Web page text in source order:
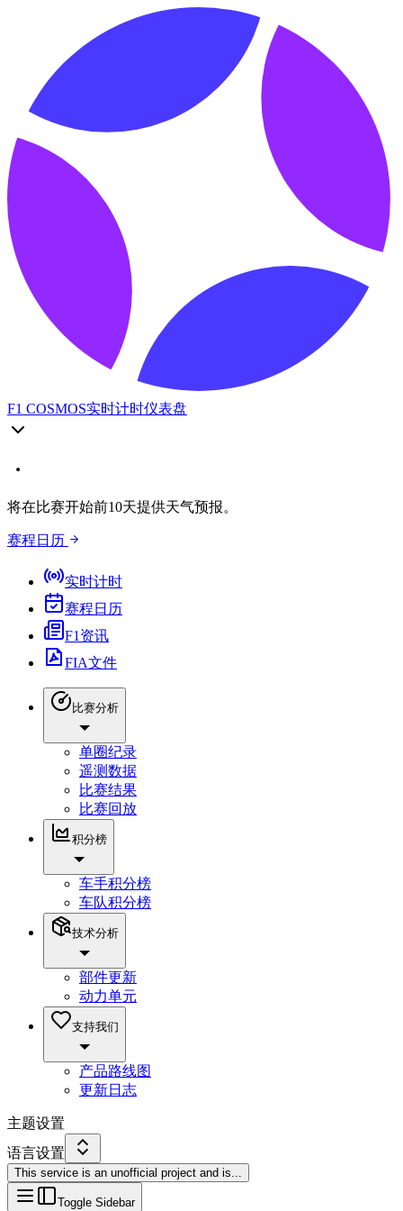
F1 COSMOS实时计时仪表盘
将在比赛开始前10天提供天气预报。
赛程日历
实时计时
赛程日历
F1资讯
FIA文件
比赛分析
单圈纪录
遥测数据
比赛结果
比赛回放
积分榜
车手积分榜
车队积分榜
技术分析
部件更新
动力单元
支持我们
产品路线图
更新日志
主题设置
语言设置
This service is an unofficial project and is...
Toggle Sidebar